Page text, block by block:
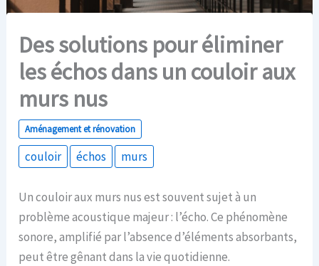
Des solutions pour éliminer
les échos dans un couloir aux
murs nus
Aménagement et rénovation
couloir échos murs
Un couloir aux murs nus est souvent sujet à un
problème acoustique majeur : l’écho. Ce phénomène
sonore, amplifié par l’absence d’éléments absorbants,
peut être gênant dans la vie quotidienne.